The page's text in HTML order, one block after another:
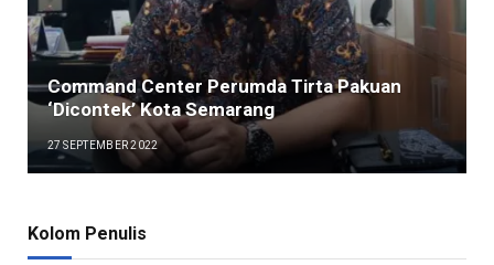
Command Center Perumda Tirta Pakuan
‘Dicontek’ Kota Semarang
27 SEPTEMBER 2022
Kolom Penulis